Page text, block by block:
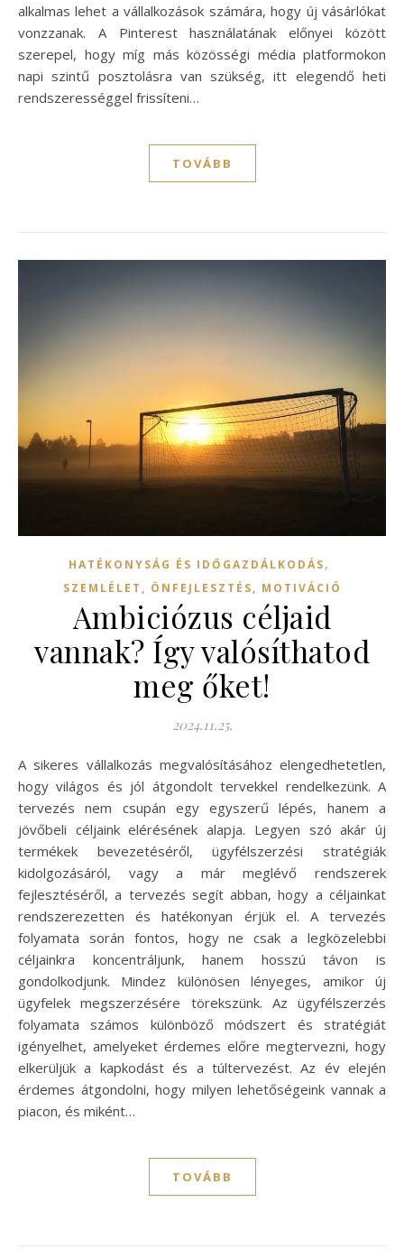
alkalmas lehet a vállalkozások számára, hogy új vásárlókat
vonzzanak. A Pinterest használatának előnyei között
szerepel, hogy míg más közösségi média platformokon
napi szintű posztolásra van szükség, itt elegendő heti
rendszerességgel frissíteni…
TOVÁBB
HATÉKONYSÁG ÉS IDŐGAZDÁLKODÁS,
SZEMLÉLET, ÖNFEJLESZTÉS, MOTIVÁCIÓ
Ambiciózus céljaid
vannak? Így valósíthatod
meg őket!
2024.11.25.
A sikeres vállalkozás megvalósításához elengedhetetlen,
hogy világos és jól átgondolt tervekkel rendelkezünk. A
tervezés nem csupán egy egyszerű lépés, hanem a
jövőbeli céljaink elérésének alapja. Legyen szó akár új
termékek bevezetéséről, ügyfélszerzési stratégiák
kidolgozásáról, vagy a már meglévő rendszerek
fejlesztéséről, a tervezés segít abban, hogy a céljainkat
rendszerezetten és hatékonyan érjük el. A tervezés
folyamata során fontos, hogy ne csak a legközelebbi
céljainkra koncentráljunk, hanem hosszú távon is
gondolkodjunk. Mindez különösen lényeges, amikor új
ügyfelek megszerzésére törekszünk. Az ügyfélszerzés
folyamata számos különböző módszert és stratégiát
igényelhet, amelyeket érdemes előre megtervezni, hogy
elkerüljük a kapkodást és a túltervezést. Az év elején
érdemes átgondolni, hogy milyen lehetőségeink vannak a
piacon, és miként…
TOVÁBB